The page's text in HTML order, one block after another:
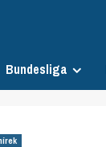
Bundesliga